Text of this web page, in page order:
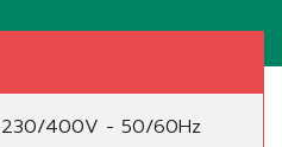
230/400V - 50/60Hz